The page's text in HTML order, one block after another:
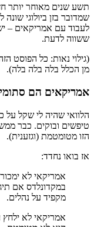
תשע שנים מאוחר יותר
שמדובר בזן ביולוגי
לעבוד עם אמריקאים –
ששווה לדעת.
(גילוי נאות: כל הפוסט
מן הכלל בלה בלה בלה).
אמריקאים הם
הלוואי שהיה לי שקל
טיפשים ובוקים. כבר
הזו מטומטמת (וגזענית).
אז בואו נחדד:
אמריקאי לא
במקדונלדס אם
מקפיד על נהלים.
אמריקאי לא